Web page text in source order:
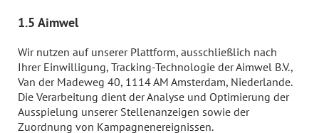
1.5 Aimwel
Wir nutzen auf unserer Plattform, ausschließlich nach
Ihrer Einwilligung, Tracking-Technologie der Aimwel B.V.,
Van der Madeweg 40, 1114 AM Amsterdam, Niederlande.
Die Verarbeitung dient der Analyse und Optimierung der
Ausspielung unserer Stellenanzeigen sowie der
Zuordnung von Kampagnenereignissen.